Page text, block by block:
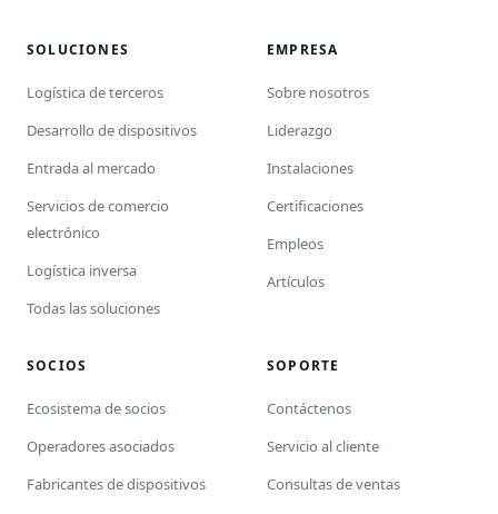
SOLUCIONES
Logística de terceros
Desarrollo de dispositivos
Entrada al mercado
Servicios de comercio
electrónico
Logística inversa
Todas las soluciones
EMPRESA
Sobre nosotros
Liderazgo
Instalaciones
Certificaciones
Empleos
Artículos
SOCIOS
Ecosistema de socios
Operadores asociados
Fabricantes de dispositivos
SOPORTE
Contáctenos
Servicio al cliente
Consultas de ventas